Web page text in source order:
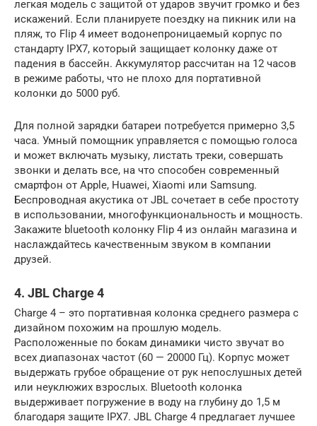
легкая модель с защитой от ударов звучит громко и без
искажений. Если планируете поездку на пикник или на
пляж, то Flip 4 имеет водонепроницаемый корпус по
стандарту IPX7, который защищает колонку даже от
падения в бассейн. Аккумулятор рассчитан на 12 часов
в режиме работы, что не плохо для портативной
колонки до 5000 руб.
Для полной зарядки батареи потребуется примерно 3,5
часа. Умный помощник управляется с помощью голоса
и может включать музыку, листать треки, совершать
звонки и делать все, на что способен современный
смартфон от Apple, Huawei, Xiaomi или Samsung.
Беспроводная акустика от JBL сочетает в себе простоту
в использовании, многофункциональность и мощность.
Закажите bluetooth колонку Flip 4 из онлайн магазина и
наслаждайтесь качественным звуком в компании
друзей.
4. JBL Charge 4
Charge 4 – это портативная колонка среднего размера с
дизайном похожим на прошлую модель.
Расположенные по бокам динамики чисто звучат во
всех диапазонах частот (60 — 20000 Гц). Корпус может
выдержать грубое обращение от рук непослушных детей
или неуклюжих взрослых. Bluetooth колонка
выдерживает погружение в воду на глубину до 1,5 м
благодаря защите IPX7. JBL Charge 4 предлагает лучшее